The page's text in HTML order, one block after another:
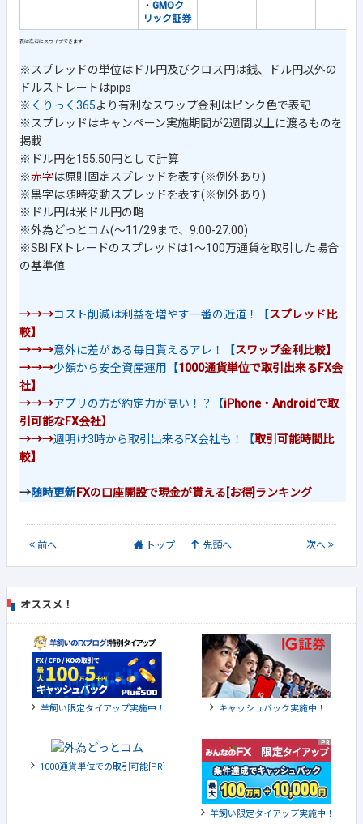
・ GMOク
リック証券
※スプレッドの単位はドル円及びクロス円は銭、ドル円以外の
ドルストレートはpips
※ くりっく365より有利なスワップ金利はピンク色で表記
※スプレッドはキャンペーン実施期間が2週間以上に渡るものを
掲載
※ドル円を155.50円として計算
※赤字は原則固定スプレッドを表す(※例外あり)
※黒字は随時変動スプレッドを表す(※例外あり)
※ドル円は米ドル円の略
※外為どっとコム(～11/29まで、9:00-27:00)
※SBI FXトレードのスプレッドは1～100万通貨を取引した場合
の基準値
→→→コスト削減は利益を増やす一番の近道！【スプレッド比
較】
→→→意外に差がある毎日貰えるアレ！【スワップ金利比較】
→→→少額から安全資産運用【1000通貨単位で取引出来るFX会
社】
→→→アプリの方が約定力が高い！？【iPhone・Androidで取
引可能なFX会社】
→→→週明け3時から取引出来るFX会社も！【取引可能時間比
較】
→随時更新FXの口座開設で現金が貰える[お得]ランキング
前へ トップ 先頭へ 次へ
オススメ！
羊飼い限定タイアップ実施中！ キャッシュバック実施中！
1000通貨単位での取引可能[PR]
羊飼い限定タイアップ実施中！